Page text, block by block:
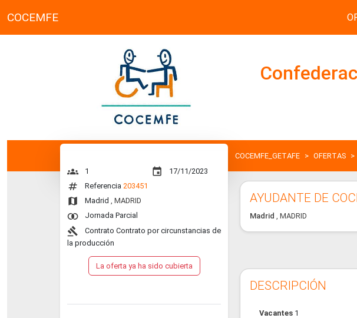
COCEMFE
COCEMFE_GETAFE OFERTAS
groups 1 event 17/11/2023
numbers Referencia 203451
map Madrid , MADRID
join_inner Jornada Parcial
gavel
Contrato Contrato por circunstancias de
la producción
La oferta ya ha sido cubierta
AYUDANTE DE
Madrid , MADRID
DESCRIPCIÓN
Vacantes 1